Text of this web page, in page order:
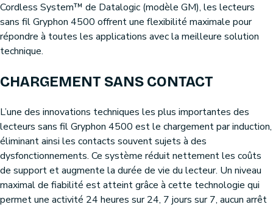
Cordless System™ de Datalogic (modèle GM), les lecteurs
sans fil Gryphon 4500 offrent une flexibilité maximale pour
répondre à toutes les applications avec la meilleure solution
technique.
CHARGEMENT SANS CONTACT
L’une des innovations techniques les plus importantes des
lecteurs sans fil Gryphon 4500 est le chargement par induction,
éliminant ainsi les contacts souvent sujets à des
dysfonctionnements. Ce système réduit nettement les coûts
de support et augmente la durée de vie du lecteur. Un niveau
maximal de fiabilité est atteint grâce à cette technologie qui
permet une activité 24 heures sur 24, 7 jours sur 7, aucun arrêt